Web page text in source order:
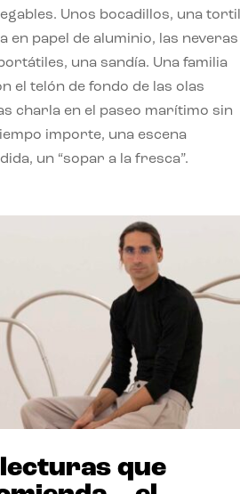
Unos bocadillos, una
en papel de aluminio, las neveras
una sandía. Una familia
el telón de fondo de las olas
charla en el paseo marítimo sin
importe, una escena
un “sopar a la fresca”.
que